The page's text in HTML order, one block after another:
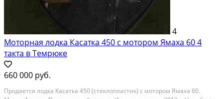
4
Моторная лодка Касатка 450 с мотором Ямаха 60 4
такта в Темрюке
660 000 руб.
Продается лодка Касатка 450 (стеклопластик) с мотором Ямаха 60.